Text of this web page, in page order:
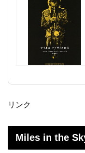
リンク
Miles in the